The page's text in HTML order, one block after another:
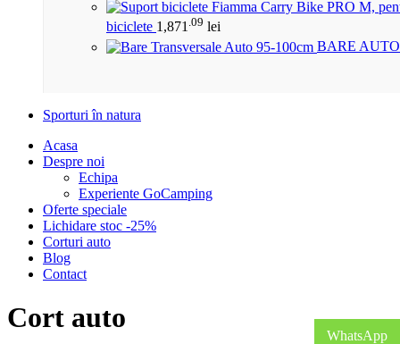
biciclete 1,871 .09 lei
BARE
Sporturi în natura
Acasa
Despre noi
Echipa
Experiente GoCamping
Oferte speciale
Lichidare stoc -25%
Corturi auto
Blog
Contact
Cort auto
WhatsApp